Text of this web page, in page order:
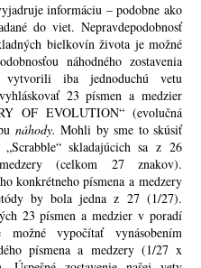
informáciu – podobne ako
do viet. Nepravdepodobnosť
bielkovín života je možné
náhodného zostavenia
iba jednoduchú vetu
23 písmen a medzier
OF EVOLUTION“ (evolučná
náhody. Mohli by sme to skúsiť
skladajúcich sa z 26
(celkom 27 znakov).
konkrétneho písmena a medzery
by bola jedna z 27 (1/27).
23 písmen a medzier v poradí
vypočítať vynásobením
písmena a medzery (1/27 x